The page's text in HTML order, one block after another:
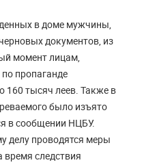
в доме мужчины,
документов, из
момент лицам,
пропаганде
160 тысяч леев. Также в
было изъято
в сообщении НЦБУ.
делу проводятся меры
время следствия